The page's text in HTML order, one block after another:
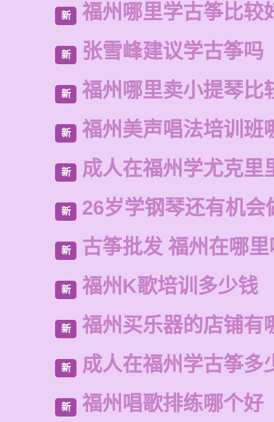
新 福州哪里学古筝比较
新 张雪峰建议学古筝吗
新 福州哪里卖小提琴比
新 福州美声唱法培训班
新 成人在福州学尤克里
新 26岁学钢琴还有机会
新 古筝批发 福州在哪
新 福州K歌培训多少钱
新 福州买乐器的店铺有
新 成人在福州学古筝多
新 福州唱歌排练哪个好